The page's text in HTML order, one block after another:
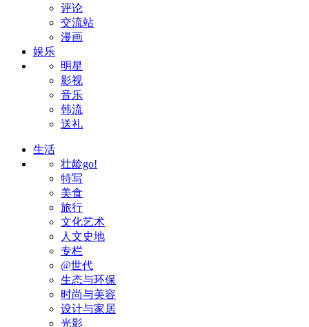
评论
交流站
漫画
娱乐
明星
影视
音乐
韩流
送礼
生活
壮龄go!
特写
美食
旅行
文化艺术
人文史地
专栏
@世代
生态与环保
时尚与美容
设计与家居
光影